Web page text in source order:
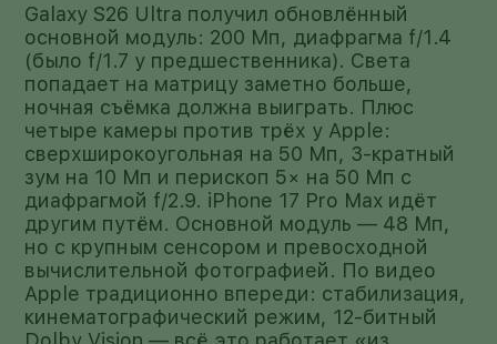
Galaxy S26 Ultra получил обновлённый
основной модуль: 200 Мп, диафрагма f/1.4
(было f/1.7 у предшественника). Света
попадает на матрицу заметно больше,
ночная съёмка должна выиграть. Плюс
четыре камеры против трёх у Apple:
сверхширокоугольная на 50 Мп, 3-кратный
зум на 10 Мп и перископ 5× на 50 Мп с
диафрагмой f/2.9. iPhone 17 Pro Max идёт
другим путём. Основной модуль — 48 Мп,
но с крупным сенсором и превосходной
вычислительной фотографией. По видео
Apple традиционно впереди: стабилизация,
кинематографический режим, 12-битный